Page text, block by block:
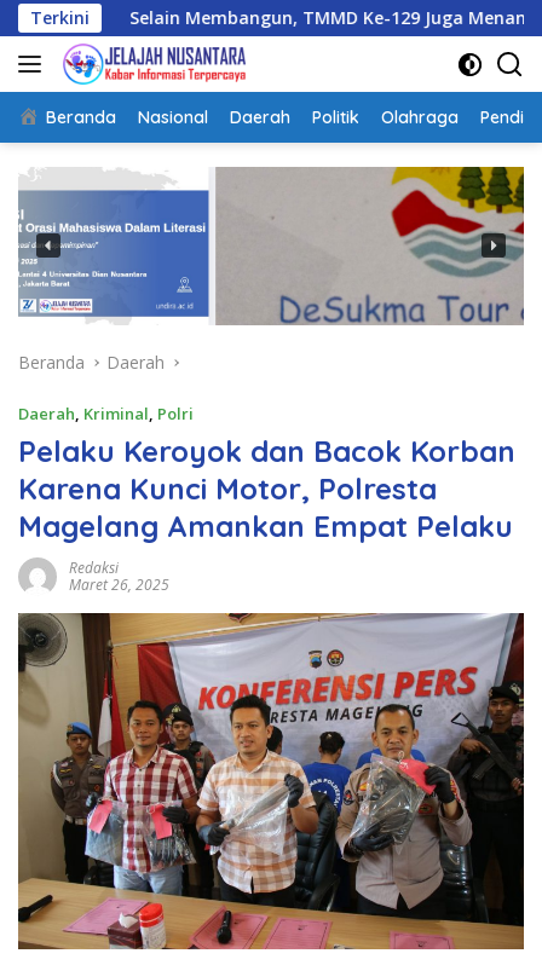
Langsung
ke
konten
Terkini
Membangun, TMMD Ke-129 Juga Menanam Harapan
Beranda Nasional Daerah Politik Olahraga
Beranda Daerah
Daerah, Kriminal, Polri
Pelaku Keroyok dan Bacok Korban
Karena Kunci Motor, Polresta
Magelang Amankan Empat Pelaku
Redaksi
Maret 26, 2025